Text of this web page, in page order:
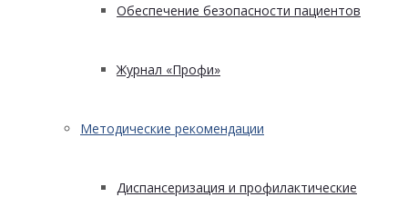
Обеспечение безопасности пациентов
Журнал «Профи»
Методические рекомендации
Диспансеризация и профилактические